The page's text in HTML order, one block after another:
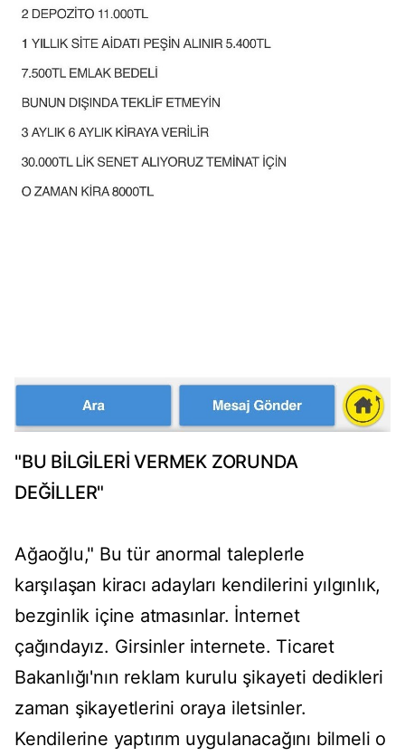
"BU BİLGİLERİ VERMEK ZORUNDA
DEĞİLLER"
Ağaoğlu," Bu tür anormal taleplerle
karşılaşan kiracı adayları kendilerini yılgınlık,
bezginlik içine atmasınlar. İnternet
çağındayız. Girsinler internete. Ticaret
Bakanlığı'nın reklam kurulu şikayeti dedikleri
zaman şikayetlerini oraya iletsinler.
Kendilerine yaptırım uygulanacağını bilmeli o